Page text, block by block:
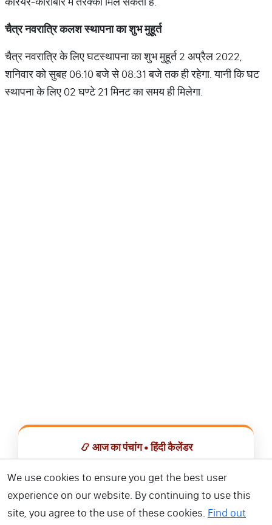
चैत्रनवरात्रिकलशस्थापनाकाशुभमुहूर्त
चैत्र नवरात्रि के लिए घटस्थापना का शुभ मुहूर्त 2 अप्रैल 2022,
शनिवार को सुबह 06:10 बजे से 08:31 बजे तक ही रहेगा. यानी कि घट
स्‍थापना के लिए 02 घण्टे 21 मिनट का समय ही मिलेगा.
📿 आज का पंचांग • हिंदी कैलेंडर
📅 हिंदी कैलेंडर ऐप डाउनलोड करें
We use cookies to ensure you get the best user
experience on our website. By continuing to use this
site, you agree to the use of these cookies. Find out